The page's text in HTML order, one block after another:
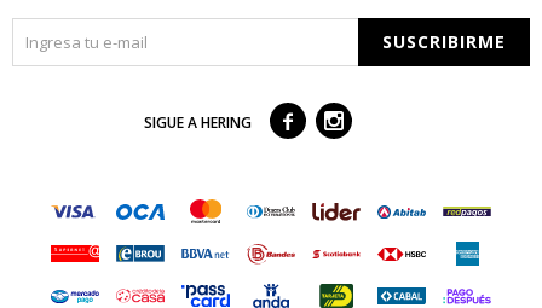
SUSCRIBIRME
SIGUE A HERING  